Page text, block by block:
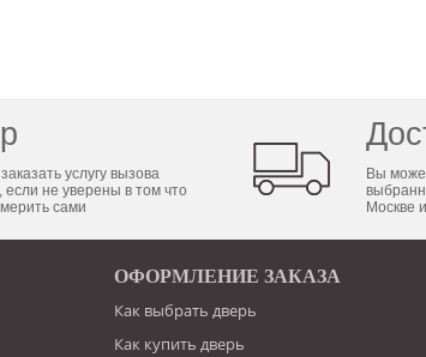
услугу вызова
не уверены в том что
сами
Вы
Москве
ОФОРМЛЕНИЕ ЗАКАЗА
Как выбрать дверь
Как купить дверь